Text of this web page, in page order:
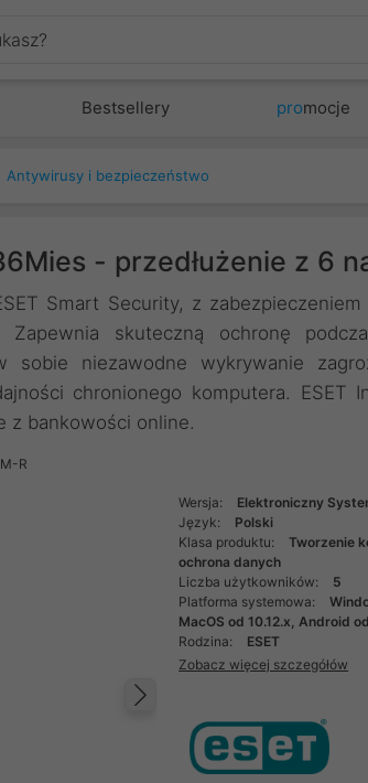
Bestsellery promocje
Antywirusy i bezpieczeństwo
- przedłużenie z 6
Smart Security, z
skuteczną ochronę
sobie niezawodne wykrywanie
chronionego komputera. ESET
z bankowości online.
R
Następny
Wersja:
Elektroniczny
Język:
Polski
Klasa produktu:
Tworzenie
ochrona danych
Liczba użytkowników:
5
Platforma systemowa:
MacOS od 10.12.x, Android
Rodzina:
ESET
Zobacz więcej szczegółów